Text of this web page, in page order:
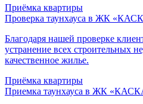
Приёмка квартиры
Проверка таунхауса в ЖК
Благодаря нашей проверке
устранение всех строительных
качественное жилье.
Приёмка квартиры
Приемка таунхауса в ЖК